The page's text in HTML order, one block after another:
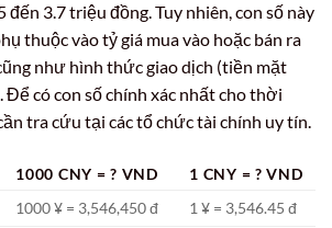
3.7 triệu đồng. Tuy nhiên, con số này
thuộc vào tỷ giá mua vào hoặc bán ra
như hình thức giao dịch (tiền mặt
Để có con số chính xác nhất cho thời
tra cứu tại các tổ chức tài chính uy tín.
1000 CNY = ? VND
1 CNY = ? VND
1000 ¥ = 3,546,450 đ
1 ¥ = 3,546.45 đ